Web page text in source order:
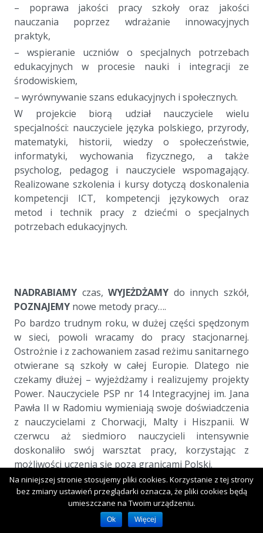
– poprawa jakości pracy szkoły oraz jakości
nauczania poprzez wdrażanie innowacyjnych
praktyk,
– wspieranie uczniów o specjalnych potrzebach
edukacyjnych w procesie nauki i integracji ze
środowiskiem,
– wyrównywanie szans edukacyjnych i społecznych.
W projekcie biorą udział nauczyciele wielu
specjalności: nauczyciele języka polskiego, przyrody,
matematyki, historii, wiedzy o społeczeństwie,
informatyki, wychowania fizycznego, a także
psycholog, pedagog i nauczyciele wspomagający.
Realizowane szkolenia i kursy dotyczą doskonalenia
kompetencji ICT, kompetencji językowych oraz
metod i technik pracy z dziećmi o specjalnych
potrzebach edukacyjnych.
NADRABIAMY czas,WYJEŻDŻAMY do innych szkół,
POZNAJEMY nowe metody pracy….
Po bardzo trudnym roku, w dużej części spędzonym
w sieci, powoli wracamy do pracy stacjonarnej.
Ostrożnie i z zachowaniem zasad reżimu sanitarnego
otwierane są szkoły w całej Europie. Dlatego nie
czekamy dłużej – wyjeżdżamy i realizujemy projekty
Power. Nauczyciele PSP nr 14 Integracyjnej im. Jana
Pawła II w Radomiu wymieniają swoje doświadczenia
z nauczycielami z Chorwacji, Malty i Hiszpanii. W
czerwcu aż siedmioro nauczycieli intensywnie
doskonaliło swój warsztat pracy, korzystając z
możliwości uczenia się poza granicami Polski.
Troje nauczycieli wzięło udział w kursie„We are all
Special”: Inclusion and Support to Special Needs
Students in and out of the Classroom
Barcelonie. Dzięki niemu poznali skuteczne techniki
Na niniejszej stronie stosujemy pliki cookies. Korzystanie z tej strony
bez zmiany ustawień przeglądarki oznacza, że pliki cookies będą
umieszczane na Twoim urządzeniu.
Ok Więcej